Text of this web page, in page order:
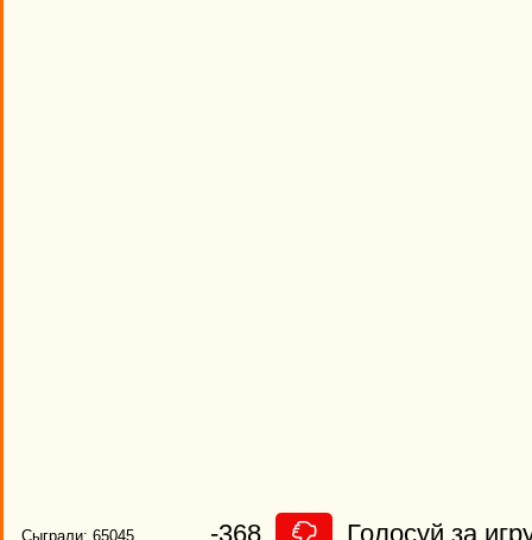
Сыграли: 65045 -368 Голосуй за